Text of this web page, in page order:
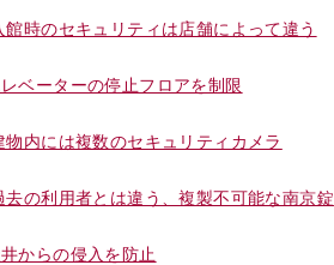
時のセキュリティは店舗によって違う
ベーターの停止フロアを制限
内には複数のセキュリティカメラ
の利用者とは違う、複製不可能な南京錠
からの侵入を防止